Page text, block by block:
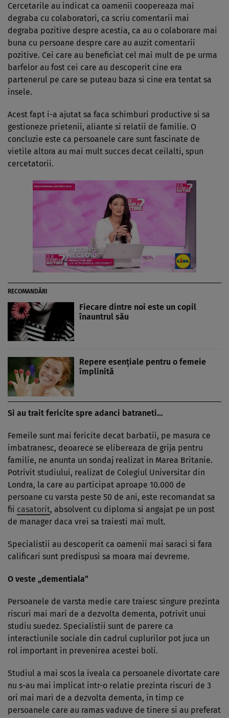
Cercetarile au indicat ca oamenii coopereaza mai
degraba cu colaboratori, ca scriu comentarii mai
degraba pozitive despre acestia, ca au o colaborare mai
buna cu persoane despre care au auzit comentarii
pozitive. Cei care au beneficiat cel mai mult de pe urma
barfelor au fost cei care au descoperit cine era
partenerul pe care se puteau baza si cine era tentat sa
insele.
Acest fapt i-a ajutat sa faca schimburi productive si sa
gestioneze prietenii, aliante si relatii de familie. O
concluzie este ca persoanele care sunt fascinate de
vietile altora au mai mult succes decat ceilalti, spun
cercetatorii.
RECOMANDĂRI
Fiecare dintre noi este un copil
înauntrul său
Repere esenţiale pentru o femeie
împlinită
Si au trait fericite spre adanci batraneti…
Femeile sunt mai fericite decat barbatii, pe masura ce
imbatranesc, deoarece se elibereaza de grija pentru
familie, ne anunta un sondaj realizat in Marea Britanie.
Potrivit studiului, realizat de Colegiul Universitar din
Londra, la care au participat aproape 10.000 de
persoane cu varsta peste 50 de ani, este recomandat sa
fii casatorit, absolvent cu diploma si angajat pe un post
de manager daca vrei sa traiesti mai mult.
Specialistii au descoperit ca oamenii mai saraci si fara
calificari sunt predispusi sa moara mai devreme.
O veste „dementiala”
Persoanele de varsta medie care traiesc singure prezinta
riscuri mai mari de a dezvolta dementa, potrivit unui
studiu suedez. Specialistii sunt de parere ca
interactiunile sociale din cadrul cuplurilor pot juca un
rol important in prevenirea acestei boli.
Studiul a mai scos la iveala ca persoanele divortate care
nu s-au mai implicat intr-o relatie prezinta riscuri de 3
ori mai mari de a dezvolta dementa, in timp ce
persoanele care au ramas vaduve de tinere si au preferat